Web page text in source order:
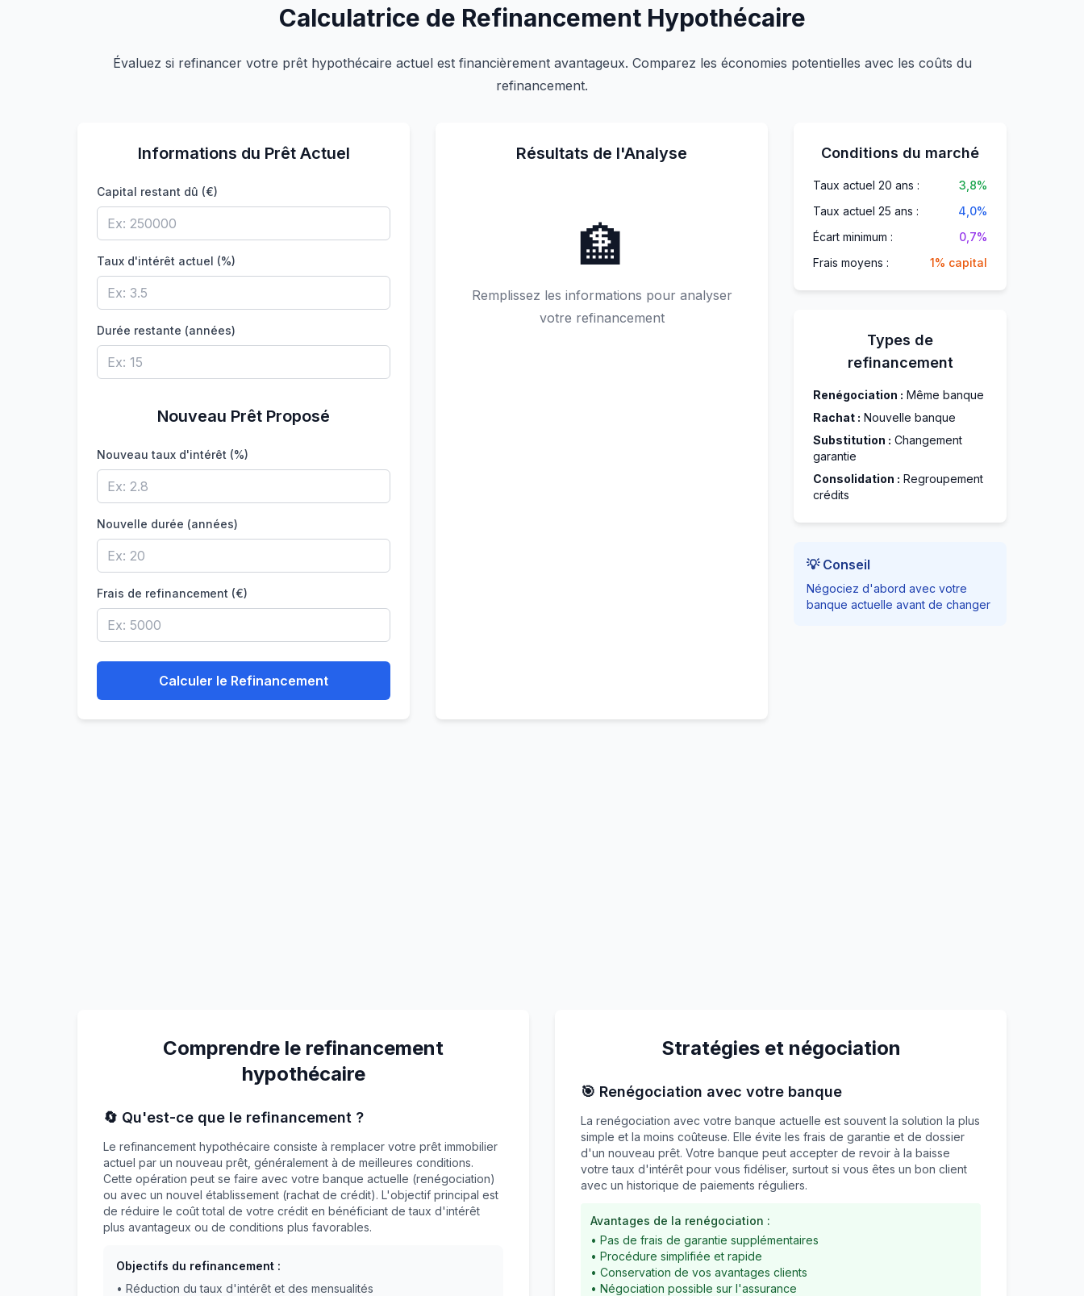
Calculatrice de Refinancement Hypothécaire
Évaluez si refinancer votre prêt hypothécaire actuel est financièrement avantageux. Comparez les économies potentielles avec les coûts du
refinancement.
Informations du Prêt Actuel
Capital restant dû (€)
Taux d'intérêt actuel (%)
Durée restante (années)
Nouveau Prêt Proposé
Nouveau taux d'intérêt (%)
Nouvelle durée (années)
Frais de refinancement (€)
Calculer le Refinancement
Résultats de l'Analyse
🏦
Remplissez les informations pour analyser
votre refinancement
Conditions du marché
Taux actuel 20 ans :
3,8%
Taux actuel 25 ans :
4,0%
Écart minimum :
0,7%
Frais moyens :
1% capital
Types de
refinancement
Renégociation : Même banque
Rachat : Nouvelle banque
Substitution : Changement
garantie
Consolidation : Regroupement
crédits
💡 Conseil
Négociez d'abord avec votre
banque actuelle avant de changer
Comprendre le refinancement
hypothécaire
🔄 Qu'est-ce que le refinancement ?
Le refinancement hypothécaire consiste à remplacer votre prêt immobilier
actuel par un nouveau prêt, généralement à de meilleures conditions.
Cette opération peut se faire avec votre banque actuelle (renégociation)
ou avec un nouvel établissement (rachat de crédit). L'objectif principal est
de réduire le coût total de votre crédit en bénéficiant de taux d'intérêt
plus avantageux ou de conditions plus favorables.
Objectifs du refinancement :
• Réduction du taux d'intérêt et des mensualités
Stratégies et négociation
🎯 Renégociation avec votre banque
La renégociation avec votre banque actuelle est souvent la solution la plus
simple et la moins coûteuse. Elle évite les frais de garantie et de dossier
d'un nouveau prêt. Votre banque peut accepter de revoir à la baisse
votre taux d'intérêt pour vous fidéliser, surtout si vous êtes un bon client
avec un historique de paiements réguliers.
Avantages de la renégociation :
• Pas de frais de garantie supplémentaires
• Procédure simplifiée et rapide
• Conservation de vos avantages clients
• Négociation possible sur l'assurance